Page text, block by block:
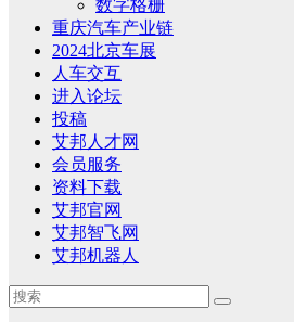
数字格栅
重庆汽车产业链
2024北京车展
人车交互
进入论坛
投稿
艾邦人才网
会员服务
资料下载
艾邦官网
艾邦智飞网
艾邦机器人